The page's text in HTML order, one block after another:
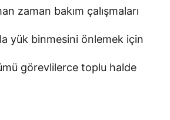
zaman bakım çalışmaları
yük binmesini önlemek için
görevlilerce toplu halde